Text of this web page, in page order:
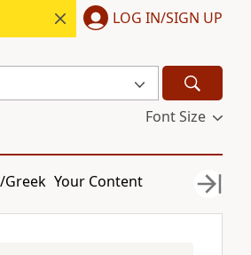
LOG IN/SIGN UP
Font Size
Greek Your Content